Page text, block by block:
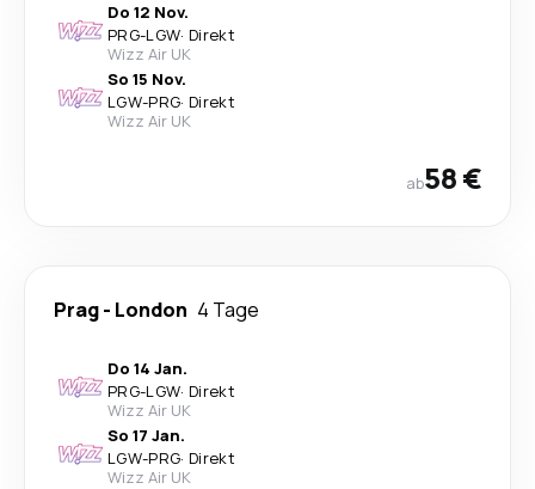
Do 12 Nov.
PRG-LGW· Direkt
Wizz Air UK
So 15 Nov.
LGW-PRG· Direkt
Wizz Air UK
ab58 €
Prag- London 4 Tage
Do 14 Jan.
PRG-LGW· Direkt
Wizz Air UK
So 17 Jan.
LGW-PRG· Direkt
Wizz Air UK